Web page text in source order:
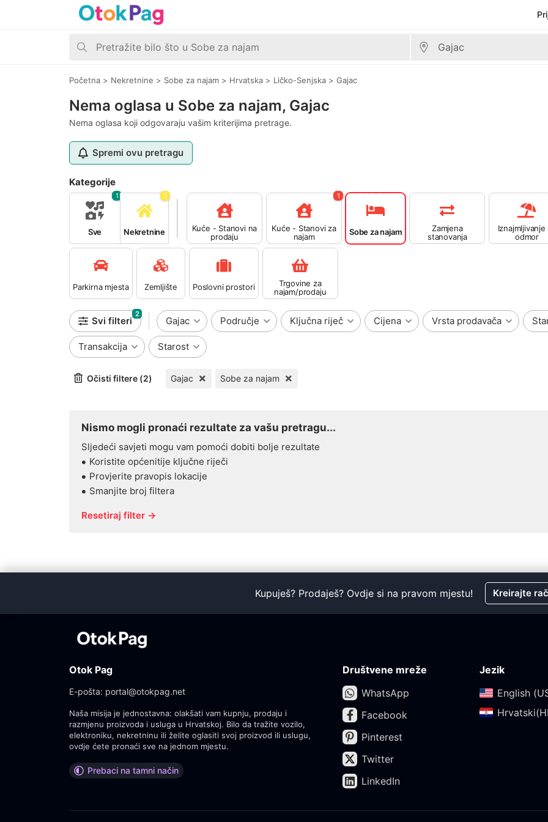
Početna > Nekretnine > Sobe za najam > Hrvatska > Ličko-Senjska > Gajac
Nema oglasa u Sobe za najam, Gajac
Nema oglasa koji odgovaraju vašim kriterijima pretrage.
Spremi ovu pretragu
Kategorije
Sve
1
Nekretnine
1
Kuće - Stanovi na
prodaju
Kuće - Stanovi za
najam
1
Sobe za najam
Zamjena
stanovanja
Iznajmljivanje
odmor
Parkirna mjesta Zemljište Poslovni prostori
Trgovine za
najam/prodaju
Svi filteri
2
Gajac Područje Ključna riječ Cijena Vrsta prodavača
Transakcija Starost
Očisti filtere (2) Gajac Sobe za najam
Nismo mogli pronaći rezultate za vašu pretragu...
Sljedeći savjeti mogu vam pomoći dobiti bolje rezultate
Koristite općenitije ključne riječi
Provjerite pravopis lokacije
Smanjite broj filtera
Resetiraj filter →
Kupuješ? Prodaješ? Ovdje si na pravom mjestu! Kreirajte
Otok Pag
E-pošta: portal@otokpag.net
Naša misija je jednostavna: olakšati vam kupnju, prodaju i
razmjenu proizvoda i usluga u Hrvatskoj. Bilo da tražite vozilo,
elektroniku, nekretninu ili želite oglasiti svoj proizvod ili uslugu,
ovdje ćete pronaći sve na jednom mjestu.
Prebaci na tamni način
Društvene mreže
WhatsApp
Facebook
Pinterest
Twitter
LinkedIn
Jezik
English